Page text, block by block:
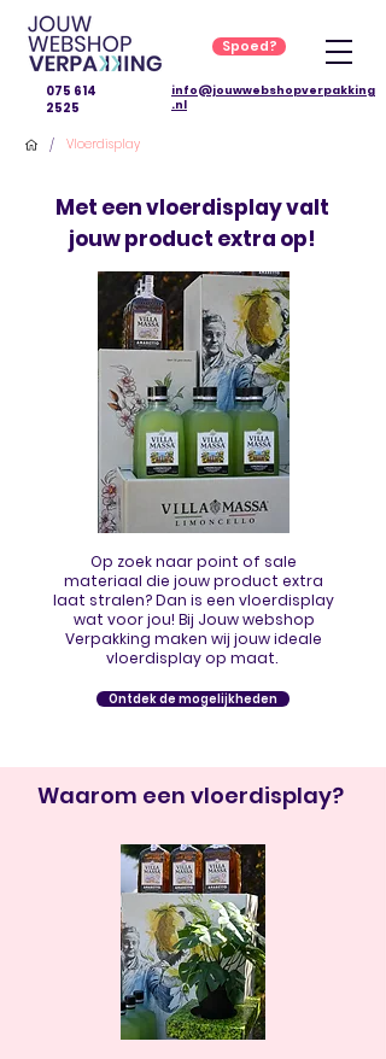
info@jouwwebshopverpakking
.nl
075 614
2525
Spoed?
/ Vloerdisplay
Met een vloerdisplay valt
jouw product extra op!
Op zoek naar point of sale
materiaal die jouw product extra
laat stralen? Dan is een vloerdisplay
wat voor jou! Bij Jouw webshop
Verpakking maken wij jouw ideale
vloerdisplay op maat.
Ontdek de mogelijkheden
Waarom een vloerdisplay?